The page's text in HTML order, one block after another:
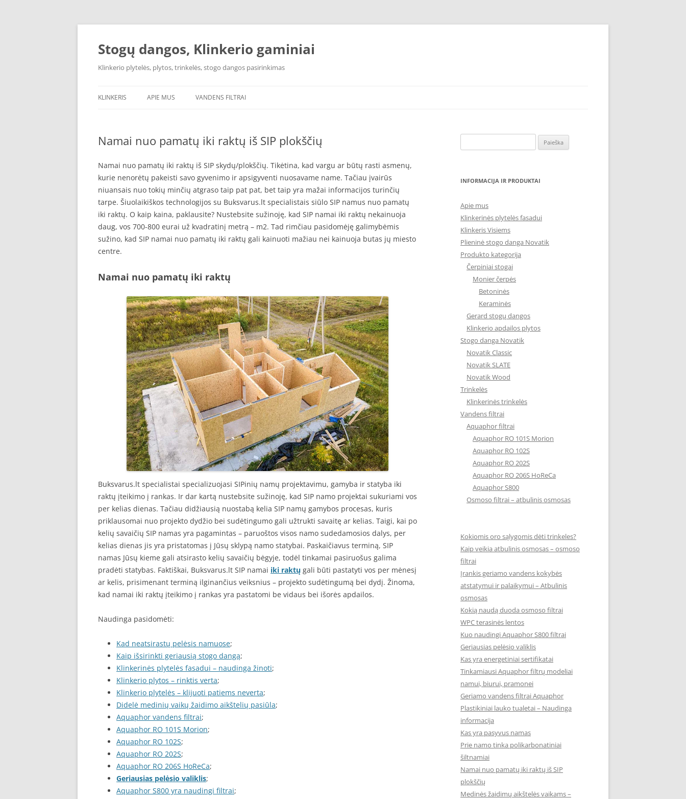
Pereiti
Stogų dangos, Klinkerio gaminiai
Klinkerio plytelės, plytos, trinkelės, stogo dangos pasirinkimas
KLINKERIS APIE MUS VANDENS FILTRAI
AQUAPHOR RO 101S MORION
AQUAPHOR RO 102S
AQUAPHOR RO 202S
AQUAPHOR RO 206S HORECA
OSMOSO FILTRAI
Namai nuo pamatų iki raktų iš SIP plokščių
Namai nuo pamatų iki raktų iš SIP skydų/plokščių. Tikėtina, kad vargu ar būtų rasti asmenų,
kurie nenorėtų pakeisti savo gyvenimo ir apsigyventi nuosavame name. Tačiau įvairūs
niuansais nuo tokių minčių atgraso taip pat pat, bet taip yra mažai informacijos turinčių
tarpe. Šiuolaikiškos technologijos su Buksvarus.lt specialistais siūlo SIP namus nuo pamatų
iki raktų. O kaip kaina, paklausite? Nustebsite sužinoję, kad SIP namai iki raktų nekainuoja
daug, vos 700-800 eurai už kvadratinį metrą – m2. Tad rimčiau pasidomėję galimybėmis
sužino, kad SIP namai nuo pamatų iki raktų gali kainuoti mažiau nei kainuoja butas jų miesto
centre.
Namai nuo pamatų iki raktų
Buksvarus.lt specialistai specializuojasi SIPinių namų projektavimu, gamyba ir statyba iki
raktų įteikimo į rankas. Ir dar kartą nustebsite sužinoję, kad SIP namo projektai sukuriami vos
per kelias dienas. Tačiau didžiausią nuostabą kelia SIP namų gamybos procesas, kuris
priklausomai nuo projekto dydžio bei sudėtingumo gali užtrukti savaitę ar kelias. Taigi, kai po
kelių savaičių SIP namas yra pagamintas – paruoštos visos namo sudedamosios dalys, per
kelias dienas jis yra pristatomas į Jūsų sklypą namo statybai. Paskaičiavus terminą, SIP
namas Jūsų kieme gali atsirasto kelių savaičių bėgyje, todėl tinkamai pasiruošus galima
pradėti statybas. Faktiškai, Buksvarus.lt SIP namai iki raktų gali būti pastatyti vos per mėnesį
ar kelis, prisimenant terminą ilginančius veiksnius – projekto sudėtingumą bei dydį. Žinoma,
kad namai iki raktų įteikimo į rankas yra pastatomi be vidaus bei išorės apdailos.
Naudinga pasidomėti:
Kad neatsirastų pelėsis namuose;
Kaip išsirinkti geriausią stogo dangą;
Klinkerinės plytelės fasadui – naudinga žinoti;
Klinkerio plytos – rinktis verta;
Klinkerio plytelės – klijuoti patiems neverta;
Didelė medinių vaikų žaidimo aikštelių pasiūla;
Aquaphor vandens filtrai;
Aquaphor RO 101S Morion;
Aquaphor RO 102S;
Aquaphor RO 202S;
Aquaphor RO 206S HoReCa;
Geriausias pelėsio valiklis;
Aquaphor S800 yra naudingi filtrai;
INFORMACIJA IR PRODUKTAI
Apie mus
Klinkerinės plytelės fasadui
Klinkeris Visiems
Plieninė stogo danga Novatik
Produkto kategorija
Čerpiniai stogai
Monier čerpės
Betoninės
Keraminės
Gerard stogų dangos
Klinkerio apdailos plytos
Stogo danga Novatik
Novatik Classic
Novatik SLATE
Novatik Wood
Trinkelės
Klinkerinės trinkelės
Vandens filtrai
Aquaphor filtrai
Aquaphor RO 101S Morion
Aquaphor RO 102S
Aquaphor RO 202S
Aquaphor RO 206S HoReCa
Aquaphor S800
Osmoso filtrai – atbulinis osmosas
Kokiomis oro sąlygomis dėti trinkeles?
Kaip veikia atbulinis osmosas – osmoso
filtrai
Įrankis geriamo vandens kokybės
atstatymui ir palaikymui – Atbulinis
osmosas
Kokią naudą duoda osmoso filtrai
WPC terasinės lentos
Kuo naudingi Aquaphor S800 filtrai
Geriausias pelėsio valiklis
Kas yra energetiniai sertifikatai
Tinkamiausi Aquaphor filtrų modeliai
namui, biurui, pramonei
Geriamo vandens filtrai Aquaphor
Plastikiniai lauko tualetai – Naudinga
informacija
Kas yra pasyvus namas
Prie namo tinka polikarbonatiniai
šiltnamiai
Namai nuo pamatų iki raktų iš SIP
plokščių
Medinės žaidimų aikštelės vaikams –